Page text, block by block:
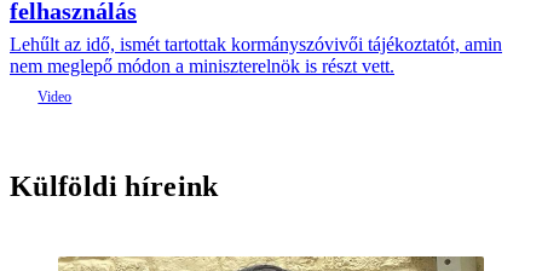
felhasználás
Lehűlt az idő, ismét tartottak kormányszóvivői tájékoztatót, amin
nem meglepő módon a miniszterelnök is részt vett.
Külföldi híreink